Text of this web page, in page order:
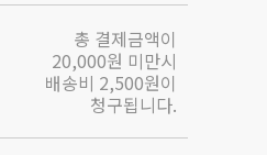
총 결제금액이
20,000원 미만시
배송비 2,500원이
청구됩니다.